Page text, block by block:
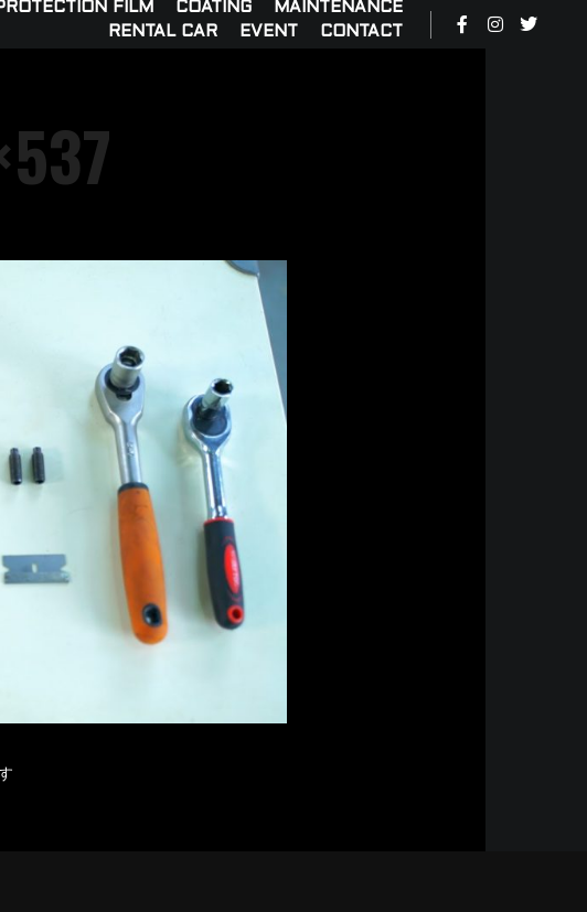
FILM COATING
MAINTENANCE
RENTAL CAR
EVENT CONTACT